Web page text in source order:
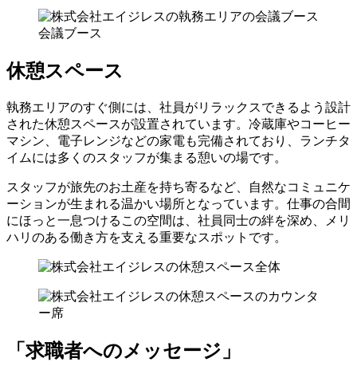
会議ブース
休憩スペース
執務エリアのすぐ側には、社員がリラックスできるよう設計
された休憩スペースが設置されています。冷蔵庫やコーヒー
マシン、電子レンジなどの家電も完備されており、ランチタ
イムには多くのスタッフが集まる憩いの場です。
スタッフが旅先のお土産を持ち寄るなど、自然なコミュニケ
ーションが生まれる温かい場所となっています。仕事の合間
にほっと一息つけるこの空間は、社員同士の絆を深め、メリ
ハリのある働き方を支える重要なスポットです。
「求職者へのメッセージ」